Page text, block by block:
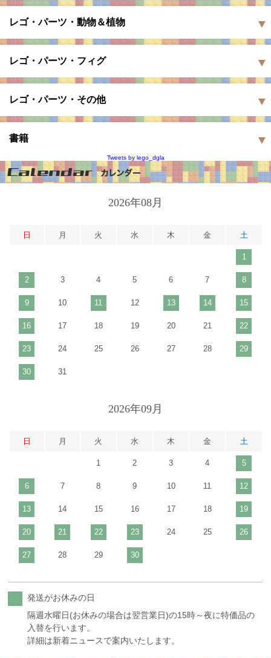
レゴ・パーツ・動物＆植物
レゴ・パーツ・フィグ
レゴ・パーツ・その他
書籍
Tweets by lego_dgla
2026年08月
日 月 火 水 木 金 土
1
2 3 4 5 6 7 8
9 10 11 12 13 14 15
16 17 18 19 20 21 22
23 24 25 26 27 28 29
30 31
2026年09月
日 月 火 水 木 金 土
1 2 3 4 5
6 7 8 9 10 11 12
13 14 15 16 17 18 19
20 21 22 23 24 25 26
27 28 29 30
発送がお休みの日
隔週水曜日(お休みの場合は翌営業日)の15時～夜に特価品の
入替を行います。
詳細は新着ニュースで案内いたします。